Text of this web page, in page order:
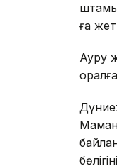
штамы
ға
Ауру